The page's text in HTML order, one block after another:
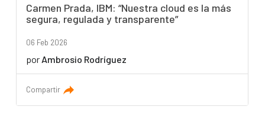
Carmen Prada, IBM: “Nuestra cloud es la más
segura, regulada y transparente”
06 Feb 2026
por Ambrosio Rodríguez
Compartir